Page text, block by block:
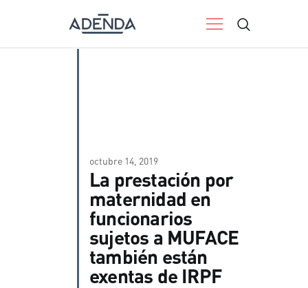
ADENDA
RESERVAR CITA
NOSOTROS
CONTACTO
octubre 14, 2019
La prestación por
maternidad en
funcionarios
sujetos a MUFACE
también están
exentas de IRPF